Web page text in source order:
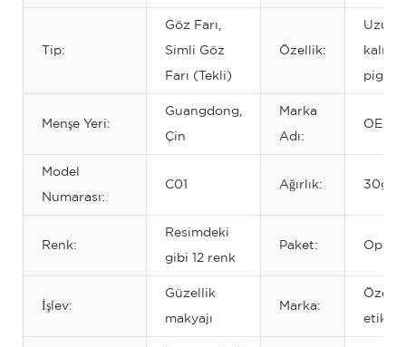
Tip:
Göz Farı,
Simli Göz
Farı (Tekli)
Özellik:
Uzun
Menşe Yeri:
Guangdong,
Çin
Marka
Adı:
OEM/
Model
Numarası:
C01 Ağırlık: 30g
Renk:
Resimdeki
gibi 12 renk
Paket: Opp
İşlev:
Güzellik
makyajı
Marka:
Özel